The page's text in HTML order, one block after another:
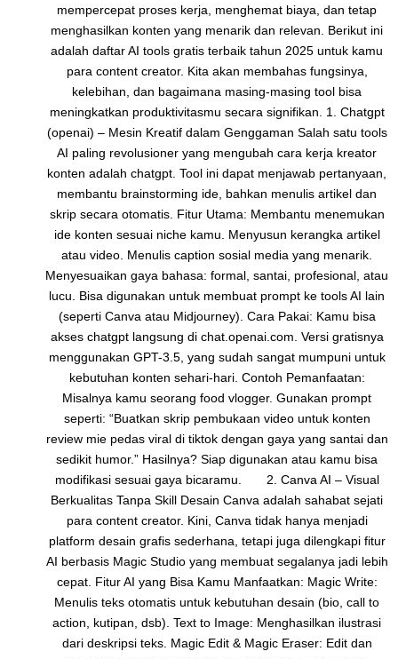
mempercepat proses kerja, menghemat biaya, dan tetap
menghasilkan konten yang menarik dan relevan. Berikut ini
adalah daftar AI tools gratis terbaik tahun 2025 untuk kamu
para content creator. Kita akan membahas fungsinya,
kelebihan, dan bagaimana masing-masing tool bisa
meningkatkan produktivitasmu secara signifikan. 1. Chatgpt
(openai) – Mesin Kreatif dalam Genggaman Salah satu tools
AI paling revolusioner yang mengubah cara kerja kreator
konten adalah chatgpt. Tool ini dapat menjawab pertanyaan,
membantu brainstorming ide, bahkan menulis artikel dan
skrip secara otomatis. Fitur Utama: Membantu menemukan
ide konten sesuai niche kamu. Menyusun kerangka artikel
atau video. Menulis caption sosial media yang menarik.
Menyesuaikan gaya bahasa: formal, santai, profesional, atau
lucu. Bisa digunakan untuk membuat prompt ke tools AI lain
(seperti Canva atau Midjourney). Cara Pakai: Kamu bisa
akses chatgpt langsung di chat.openai.com. Versi gratisnya
menggunakan GPT-3.5, yang sudah sangat mumpuni untuk
kebutuhan konten sehari-hari. Contoh Pemanfaatan:
Misalnya kamu seorang food vlogger. Gunakan prompt
seperti: “Buatkan skrip pembukaan video untuk konten
review mie pedas viral di tiktok dengan gaya yang santai dan
sedikit humor.” Hasilnya? Siap digunakan atau kamu bisa
modifikasi sesuai gaya bicaramu. 2. Canva AI – Visual
Berkualitas Tanpa Skill Desain Canva adalah sahabat sejati
para content creator. Kini, Canva tidak hanya menjadi
platform desain grafis sederhana, tetapi juga dilengkapi fitur
AI berbasis Magic Studio yang membuat segalanya jadi lebih
cepat. Fitur AI yang Bisa Kamu Manfaatkan: Magic Write:
Menulis teks otomatis untuk kebutuhan desain (bio, call to
action, kutipan, dsb). Text to Image: Menghasilkan ilustrasi
dari deskripsi teks. Magic Edit & Magic Eraser: Edit dan